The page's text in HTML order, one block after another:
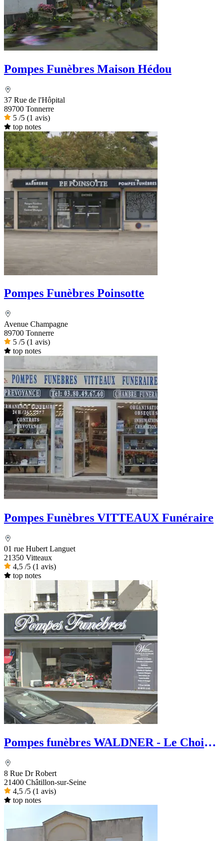
Pompes Funèbres Maison Hédou
37 Rue de l'Hôpital
89700 Tonnerre
5 /5 (1 avis)
top notes
Pompes Funèbres Poinsotte
Avenue Champagne
89700 Tonnerre
5 /5 (1 avis)
top notes
Pompes Funèbres VITTEAUX Funéraire
01 rue Hubert Languet
21350 Vitteaux
4,5 /5 (1 avis)
top notes
Pompes funèbres WALDNER - Le Choix
8 Rue Dr Robert
21400 Châtillon-sur-Seine
4,5 /5 (1 avis)
top notes